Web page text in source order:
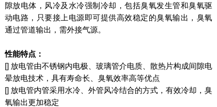
隙放电体，风冷及水冷强制冷却，包括臭氧发生管和臭氧驱
动电路，只要接上电源即可提供高效稳定的臭氧输出，臭氧
通过管道输出，需外接气源。
性能特点：
[] 放电管由不锈钢内电极、玻璃管介电质、散热片构成间隙电
晕放电技术，具有寿命长、臭氧效率高等优点
[] 放电管内管采用水冷、外管风冷结合的方式，有效冷却，臭
氧输出更加稳定